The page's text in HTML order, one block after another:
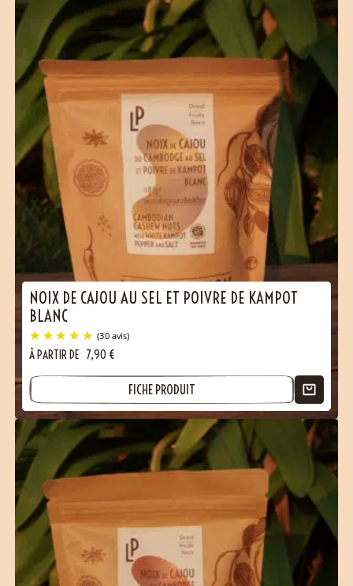
NOIX DE CAJOU AU SEL ET POIVRE DE KAMPOT
BLANC
À PARTIR DE 7,90 €
FICHE PRODUIT